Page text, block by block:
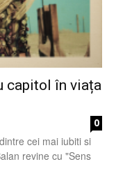
capitol în viața
0
cei mai iubiti si
revine cu "Sens